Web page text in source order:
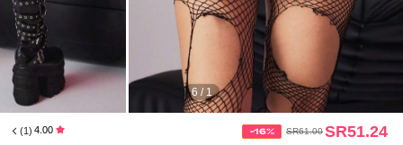
1 / 6
SR51.24
SR61.00
-16%
4.00
(1)